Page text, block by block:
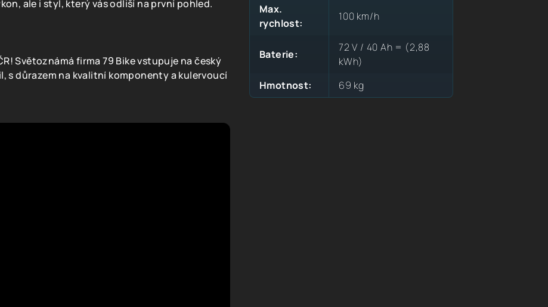
ale i styl, který vás odliší na první pohled.
Světoznámá firma 79 Bike vstupuje na český
s důrazem na kvalitní komponenty a kulervoucí
Max.
rychlost:
100 km/h
Baterie:
72 V / 40 Ah = (2,88
kWh)
Hmotnost: 69 kg